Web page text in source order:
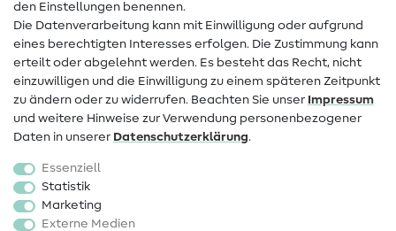
FAQ
Widerrufsrecht
Beliebt
Stoffe
Sale
Schnittmuster
den Einstellungen benennen.
Die Datenverarbeitung kann mit Einwilligung oder aufgrund
eines berechtigten Interesses erfolgen. Die Zustimmung kann
erteilt oder abgelehnt werden. Es besteht das Recht, nicht
einzuwilligen und die Einwilligung zu einem späteren Zeitpunkt
zu ändern oder zu widerrufen. Beachten Sie unser Impressum
und weitere Hinweise zur Verwendung personenbezogener
Daten in unserer Daten­schutz­erklärung.
Essenziell
Statistik
Marketing
Externe Medien